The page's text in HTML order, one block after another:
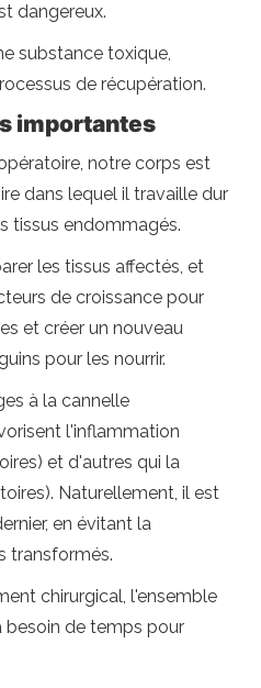
dangereux.
substance toxique,
de récupération.
importantes
notre corps est
dans lequel il travaille dur
tissus endommagés.
les tissus affectés, et
de croissance pour
et créer un nouveau
pour les nourrir.
à la cannelle
l'inflammation
et d'autres qui la
Naturellement, il est
en évitant la
transformés.
chirurgical, l'ensemble
de temps pour